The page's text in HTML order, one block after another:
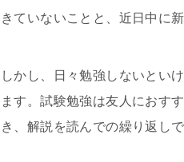
きていないことと、近日中に
しかし、日々勉強しないとい
ます。試験勉強は友人におす
き、解説を読んでの繰り返しで